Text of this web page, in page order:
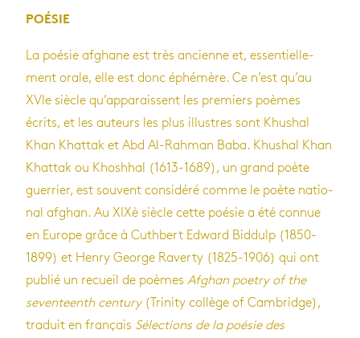
POÉ­SIE
La poé­sie afghane est très ancienne et, essen­tiel­le­
ment orale, elle est donc éphé­mère. Ce n’est qu’au
XVIe siècle qu’ap­pa­raissent les pre­miers poèmes
écrits, et les auteurs les plus illustres sont Khu­shal
Khan Khat­tak et Abd Al-Rah­man Baba. Khu­shal Khan
Khat­tak ou Kho­sh­hal (1613-1689), un grand poète
guer­rier, est sou­vent consi­déré comme le poète natio­
nal afghan. Au XIXè siècle cette poé­sie a été connue
en Europe grâce à Cuth­bert Edward Bid­dulp (1850-
1899) et Henry George Raverty (1825-1906) qui ont
publié un recueil de poèmes Afghan poe­try of the
seven­teenth cen­tury(Tri­nity col­lège of Cam­bridge),
tra­duit en fran­çais Sélec­tions de la poé­sie des